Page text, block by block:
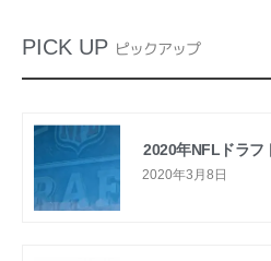
PICK UP ピックアップ
2020年NFLドラフ
2020年3月8日